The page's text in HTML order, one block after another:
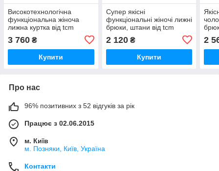
Високотехнологічна
функціональна жіноча
лижна куртка від tcm
tchibo (Чібо), Німеччина,
S-XXL
3 760 ₴
Купити
Супер якісні
функціональні жіночі лижні
брюки, штани від tcm
Tchibo (Чібо), Німеччина,
XXS-XL
2 120₴
Купити
2
Про нас
96% позитивних з 52 відгуків за рік
Працює з 02.06.2015
м. Київ
м. Позняки, Київ, Україна
Контакти